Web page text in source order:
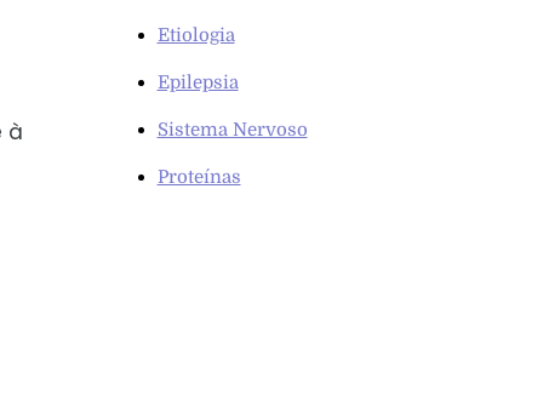
à
Etiologia
Epilepsia
Sistema Nervoso
Proteínas